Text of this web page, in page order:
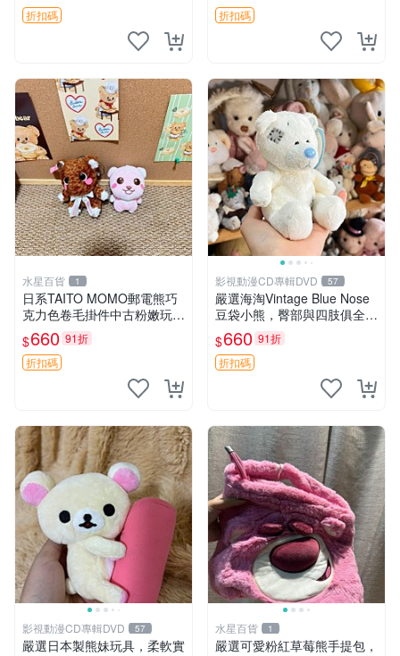
抓rary 搖鈴
折扣碼
受抱抱樂趣，不容錯過嚴選好
折扣碼
水星百貨 1
日系TAITO MOMO郵電熊巧
克力色卷毛掛件中古粉嫩玩偶
微瑕推薦 postpet momo 郵
電熊 中古玩偶
$660 91折
折扣碼
影視動漫CD專輯DVD 57
嚴選海淘Vintage Blue Nose
豆袋小熊，臀部與四肢俱全，
坐高11公分，附原盒與吊牌
收藏。藍鼻子小熊，值得擁有
玩具 憶熊
$660 91折
折扣碼
影視動漫CD專輯DVD 57
嚴選日本製熊妹玩具，柔軟實
水星百貨 1
嚴選可愛粉紅草莓熊手提包，